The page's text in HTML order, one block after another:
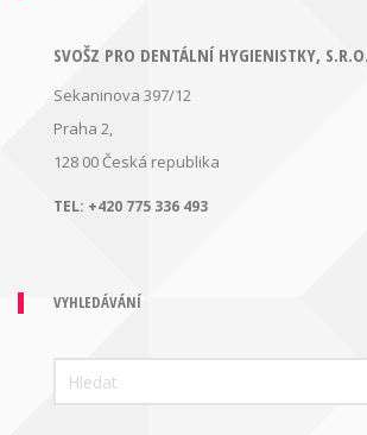
SVOŠZ PRO DENTÁLNÍ HYGIENISTKY, S.R.O.
Sekaninova 397/12
Praha 2,
128 00 Česká republika
TEL: +420 775 336 493
VYHLEDÁVÁNÍ